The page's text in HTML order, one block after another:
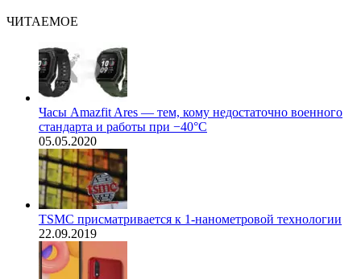
ЧИТАЕМОЕ
Часы Amazfit Ares — тем, кому недостаточно военного
стандарта и работы при −40°С
05.05.2020
TSMC присматривается к 1-нанометровой технологии
22.09.2019